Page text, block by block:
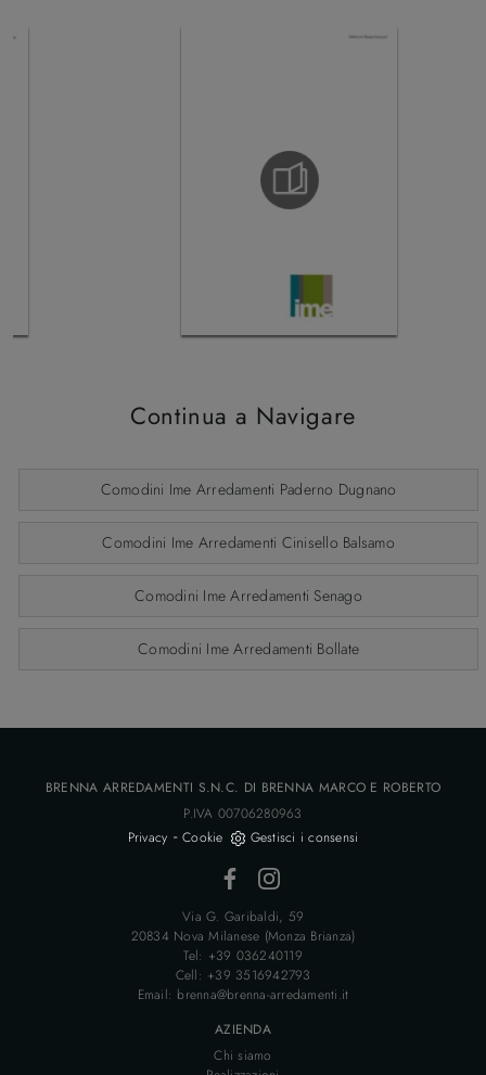
Continua a Navigare
Comodini Ime Arredamenti Paderno Dugnano
Comodini Ime Arredamenti Cinisello Balsamo
Comodini Ime Arredamenti Senago
Comodini Ime Arredamenti Bollate
BRENNA ARREDAMENTI S.N.C. DI BRENNA MARCO E ROBERTO
P.IVA 00706280963
Privacy -Cookie Gestisci i consensi
Via G. Garibaldi, 59
20834 Nova Milanese (Monza Brianza)
Tel: +39 036240119
Cell: +39 3516942793
Email: brenna@brenna-arredamenti.it
AZIENDA
Chi siamo